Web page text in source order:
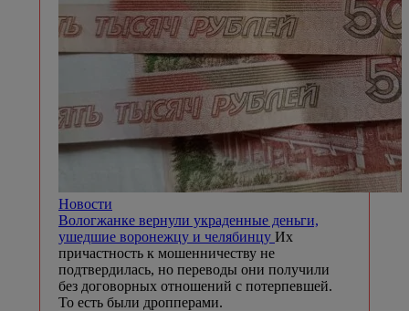
Новости
Вологжанке вернули украденные деньги,
ушедшие воронежцу и челябинцу Их
причастность к мошенничеству не
подтвердилась, но переводы они получили
без договорных отношений с потерпевшей.
То есть были дропперами.